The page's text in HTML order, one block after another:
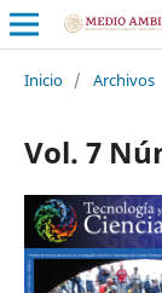
Inicio / Archivos
Vol. 7